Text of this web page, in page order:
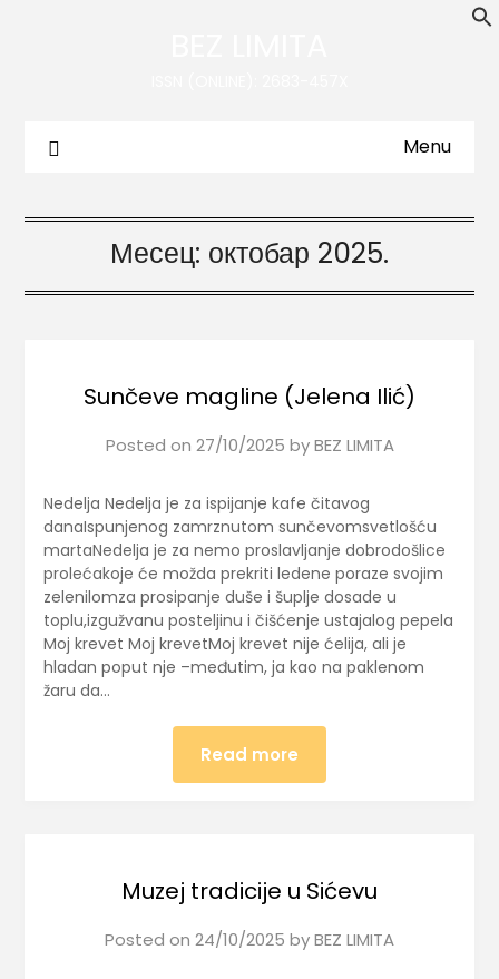
Menu
Месец: октобар 2025.
Sunčeve magline (Jelena Ilić)
Posted on 27/10/2025 byBEZ LIMITA
Nedelja Nedelja je za ispijanje kafe čitavog
danaIspunjenog zamrznutom sunčevomsvetlošću
martaNedelja je za nemo proslavljanje dobrodošlice
prolećakoje će možda prekriti ledene poraze svojim
zelenilomza prosipanje duše i šuplje dosade u
toplu,izgužvanu posteljinu i čišćenje ustajalog pepela
Moj krevet Moj krevetMoj krevet nije ćelija, ali je
hladan poput nje –međutim, ja kao na paklenom
žaru da…
Read more
Muzej tradicije u Sićevu
Posted on 24/10/2025 byBEZ LIMITA